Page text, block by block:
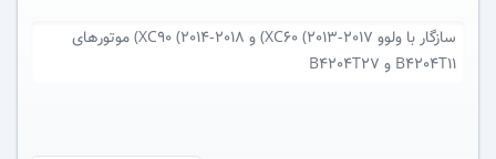
سازگار با
ولوو XC60 (2013-2017) و XC90 (2014-2018) موتورهای
B4204T11 و B4204T27